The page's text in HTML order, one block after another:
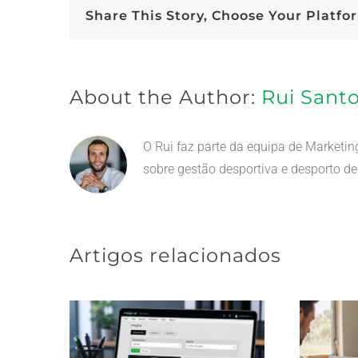
Share This Story, Choose Your
About the Author: Rui
O Rui faz parte da equipa de
sobre gestão desportiva e desporto
Artigos relacionados